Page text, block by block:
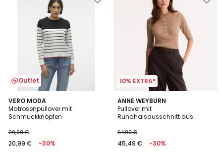
Outlet
VERO MODA
Matrosenpullover mit
Schmuckknöpfen
29,99 €
20,99 € -30%
4,8
/ 5
10% EXTRA*
ANNE WEYBURN
Pullover mit
Rundhalsausschnitt aus
Rippenstruktur
64,99 €
45,49 € -30%
5
/
5